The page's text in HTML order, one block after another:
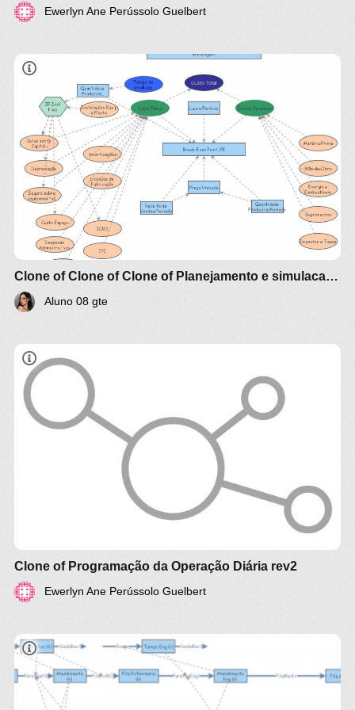
Ewerlyn Ane Perússolo Guelbert
Clone of Clone of Clone of Planejamento e simulacao de Custo producao Industrial - Modelagem (aluno08)
Aluno 08 gte
Clone of Programação da Operação Diária rev2
Ewerlyn Ane Perússolo Guelbert